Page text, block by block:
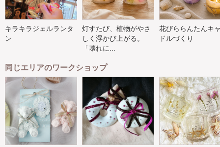
キラキラジェルランタ
ン
灯すたび、植物がやさ
しく浮かび上がる。
「壊れに...
花びららんたんキ
ドルづくり
同じエリアのワークショップ